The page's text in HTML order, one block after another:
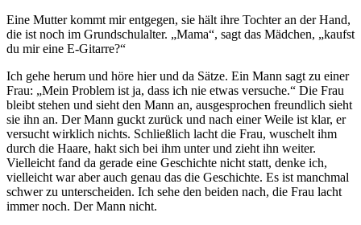
Eine Mutter kommt mir entgegen, sie hält ihre Tochter an der Hand,
die ist noch im Grundschulalter. „Mama“, sagt das Mädchen, „kaufst
du mir eine E-Gitarre?“
Ich gehe herum und höre hier und da Sätze. Ein Mann sagt zu einer
Frau: „Mein Problem ist ja, dass ich nie etwas versuche.“ Die Frau
bleibt stehen und sieht den Mann an, ausgesprochen freundlich sieht
sie ihn an. Der Mann guckt zurück und nach einer Weile ist klar, er
versucht wirklich nichts. Schließlich lacht die Frau, wuschelt ihm
durch die Haare, hakt sich bei ihm unter und zieht ihn weiter.
Vielleicht fand da gerade eine Geschichte nicht statt, denke ich,
vielleicht war aber auch genau das die Geschichte. Es ist manchmal
schwer zu unterscheiden. Ich sehe den beiden nach, die Frau lacht
immer noch. Der Mann nicht.